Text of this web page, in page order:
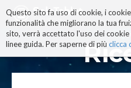
Questo sito fa uso di cookie, i
funzionalità che migliorano la tua
sito, verrà accettato l'uso dei
linee guida. Per saperne di più clicca
ai
|
alla